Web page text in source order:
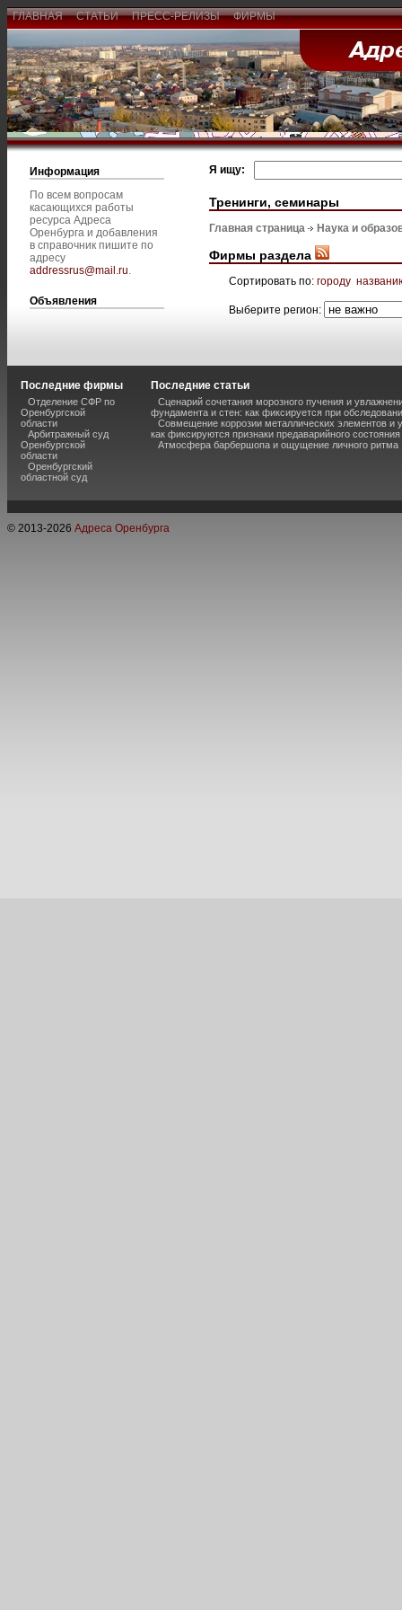
ГЛАВНАЯ СТАТЬИ ПРЕСС-РЕЛИЗЫ ФИРМЫ
Информация
По всем вопросам
касающихся работы
ресурса Адреса
Оренбурга и добавления
в справочник пишите по
адресу
addressrus@mail.ru.
Объявления
Я ищу:
Тренинги, семинары
Главная страница Наука и
Фирмы раздела
Сортировать по: городу
Выберите регион:
Последние фирмы
Отделение СФР по
Оренбургской
области
Арбитражный суд
Оренбургской
области
Оренбургский
областной суд
Последние статьи
Сценарий сочетания морозного пучения и
фундамента и стен: как фиксируется при
Совмещение коррозии металлических элементов и
как фиксируются признаки предаварийного состояния
Атмосфера барбершопа и ощущение личного ритма
© 2013-2026 Адреса Оренбурга